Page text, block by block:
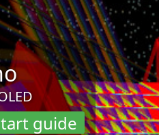
guide